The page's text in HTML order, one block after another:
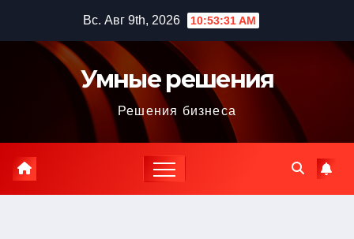
содержимому
Вс. Авг 9th, 2026 10:53:32 AM
Умные решения
Решения бизнеса